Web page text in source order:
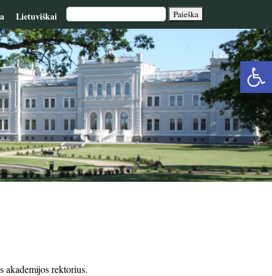
Lietuviškai
akademijos rektorius.